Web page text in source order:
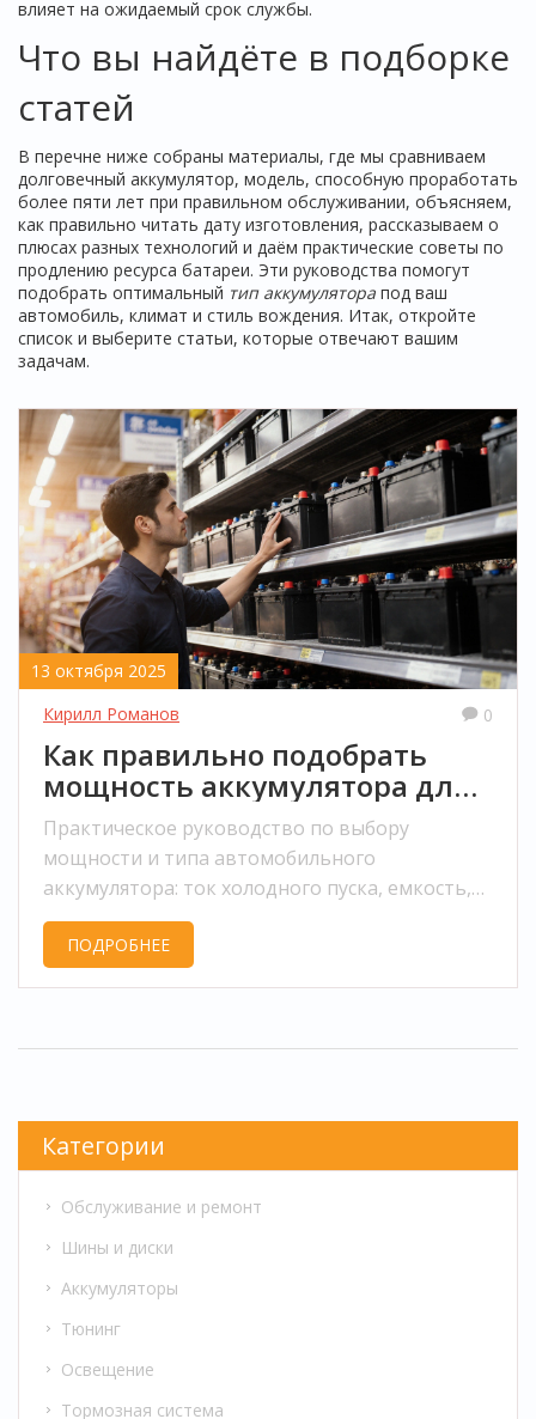
влияет на ожидаемый срок службы.
Что вы найдёте в подборке
статей
В перечне ниже собраны материалы, где мы сравниваем
долговечный аккумулятор, модель, способную проработать
более пяти лет при правильном обслуживании, объясняем,
как правильно читать дату изготовления, рассказываем о
плюсах разных технологий и даём практические советы по
продлению ресурса батареи. Эти руководства помогут
подобрать оптимальный тип аккумулятора под ваш
автомобиль, климат и стиль вождения. Итак, откройте
список и выберите статьи, которые отвечают вашим
задачам.
13 октября 2025
Кирилл Романов
0
Как правильно подобрать
мощность аккумулятора для
вашего автомобиля
Практическое руководство по выбору
мощности и типа автомобильного
аккумулятора: ток холодного пуска, емкость,
группы, климатические нюансы и типы
батарей.
ПОДРОБНЕЕ
Категории
Обслуживание и ремонт
Шины и диски
Аккумуляторы
Тюнинг
Освещение
Тормозная система